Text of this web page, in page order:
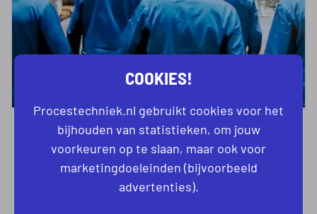
ROB WERKT BIJ EEN DONUTFABRIEK
WE LOPEN EEN DAG MEE MET EEN
PROCESOPERATOR
COOKIES!
Procestechniek.nl gebruikt cookies voor het
bijhouden van statistieken, om jouw
voorkeuren op te slaan, maar ook voor
marketingdoeleinden (bijvoorbeeld
advertenties).